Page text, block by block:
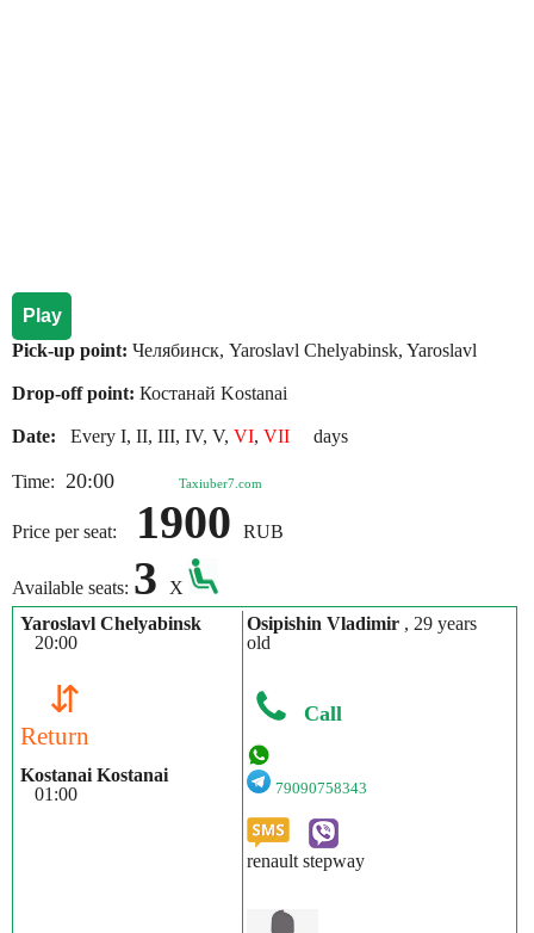
Play
Pick-up point: Челябинск, Yaroslavl Chelyabinsk, Yaroslavl
Drop-off point: Костанай Kostanai
Date: Every I, II, III, IV, V, VI, VII days
Time: 20:00 Taxiuber7.com
Price per seat: 1900 RUB
Available seats: 3
X
Yaroslavl Chelyabinsk
20:00
⇵
Return
Kostanai Kostanai
01:00
Osipishin Vladimir , 29 years
old
Call
79090758343
renault stepway